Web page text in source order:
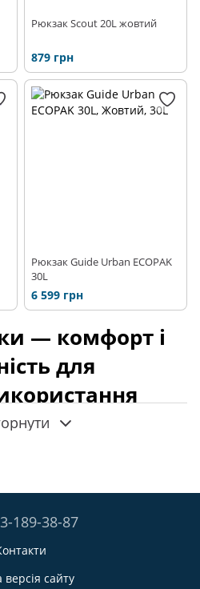
Рюкзак Scout 20L жовтий
879 грн
Рюкзак Guide Urban ECOPAK
30L
6 599 грн
— комфорт і
для
давно став незамінною
комфортно переносити
правильний розподіл
матеріали. Вони створені
189-38-87
сайту